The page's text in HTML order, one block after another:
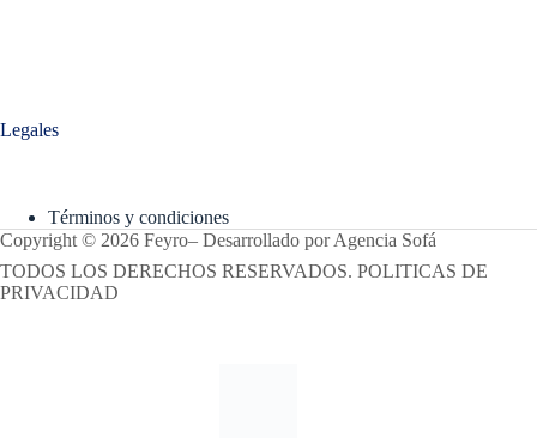
Legales
Términos y condiciones
Copyright © 2026 Feyro– Desarrollado porAgencia Sofá
TODOS LOS DERECHOS RESERVADOS. POLITICAS DE
PRIVACIDAD